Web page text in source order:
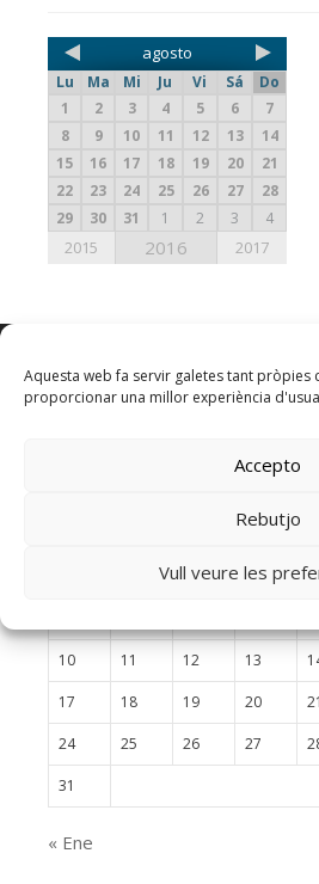
Aquesta web fa servir galetes tant pròpies
proporcionar una millor experiència
Accepto
Rebutjo
Vull veure les
agosto
Lu Ma Mi Ju Vi Sá
Do
1
2 3 4 5 6
7
8
9 10 11 12 13
14
15
16 17 18 19 20
21
22
23 24 25 26 27
28
29
30 31 1 2 3 4
2015 2016 2017
Calendari BQB
10 11 12 13
17 18 19 20 21
24 25 26 27
31
« Ene